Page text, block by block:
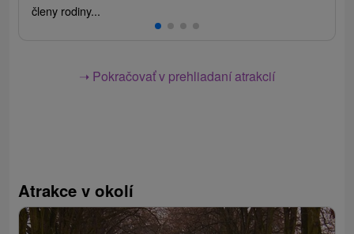
členy rodiny...
➝ Pokračovať v prehliadaní atrakcií
Atrakce v okolí